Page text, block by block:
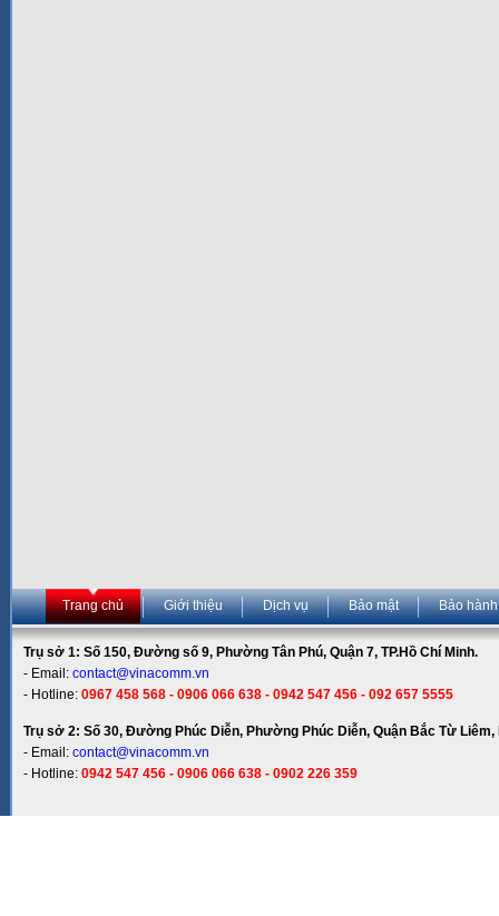
Trang chủ Giới thiệu Dịch vụ Bảo mật Bảo hành
Trụ sở 1: Số 150, Đường số 9, Phường Tân Phú, Quận 7, TP.Hồ Chí Minh.
- Email: contact@vinacomm.vn
- Hotline: 0967 458 568 - 0906 066 638 - 0942 547 456 - 092 657 5555
Trụ sở 2: Số 30, Đường Phúc Diễn, Phường Phúc Diễn, Quận Bắc Từ Liêm,
- Email: contact@vinacomm.vn
- Hotline: 0942 547 456 - 0906 066 638 - 0902 226 359